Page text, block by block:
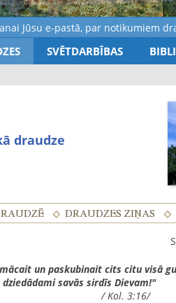
e-pastā, par notikumiem
SVĒTDARBĪBAS
draudze
un paskubinait cits citu visā
savās sirdīs Dievam!"
/ Kol. 3:16/